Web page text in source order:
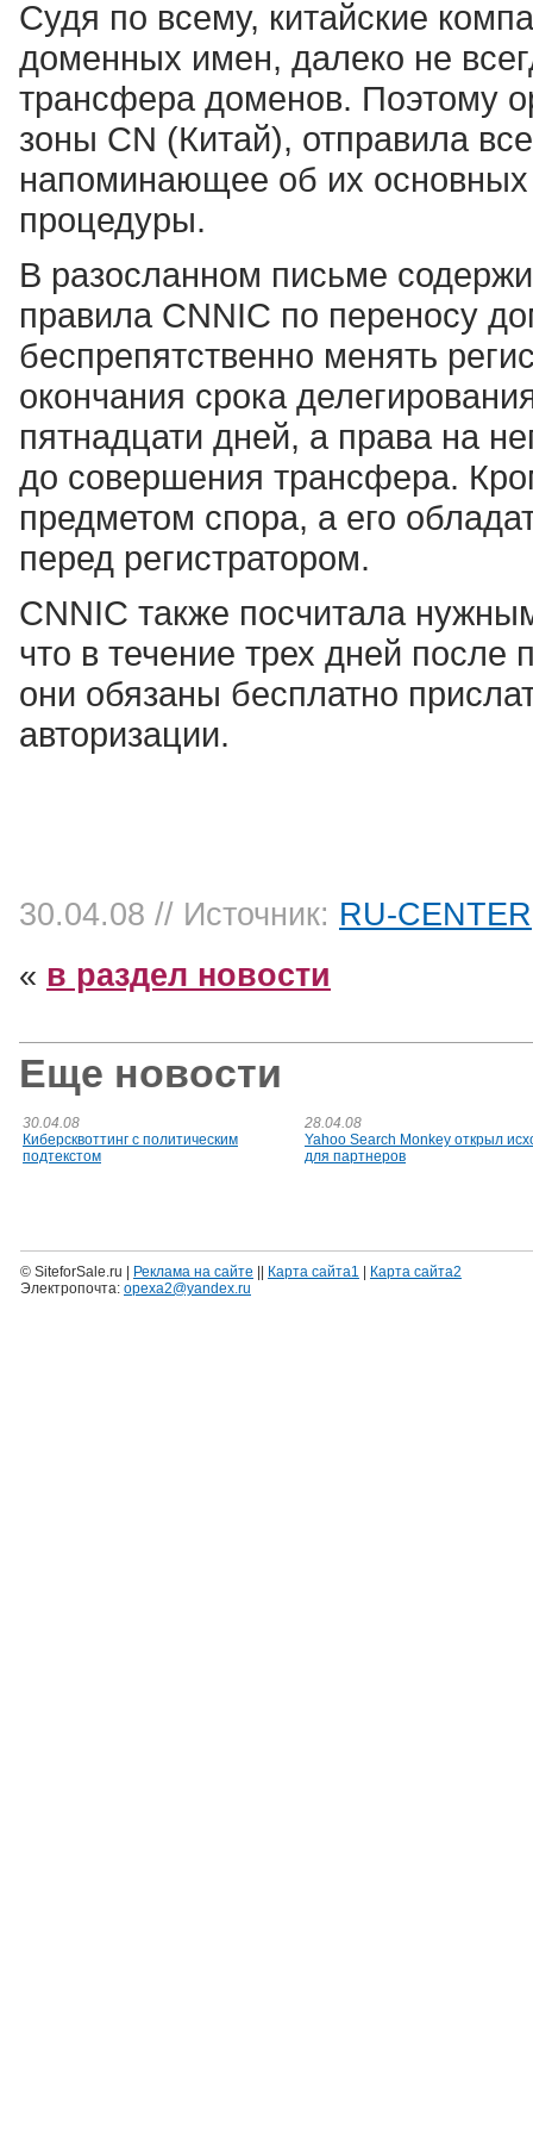
Судя по всему, китайские
доменных имен, далеко не
трансфера доменов. Поэтому
зоны CN (Китай), отправила
напоминающее об их основных
процедуры.
В разосланном письме
правила CNNIC по переносу
беспрепятственно менять
окончания срока
пятнадцати дней, а права на
до совершения трансфера.
предметом спора, а его
перед регистратором.
CNNIC также посчитала
что в течение трех дней после
они обязаны бесплатно
авторизации.
30.04.08 // Источник: RU-CENTER
« в раздел новости
Еще новости
30.04.08
Киберсквоттинг с политическим
подтекстом
28.04.08
Yahoo Search Monkey открыл
для партнеров
© SiteforSale.ru | Реклама на сайте Карта сайта1
Карта сайта2
Электропочта: opexa2@yandex.ru